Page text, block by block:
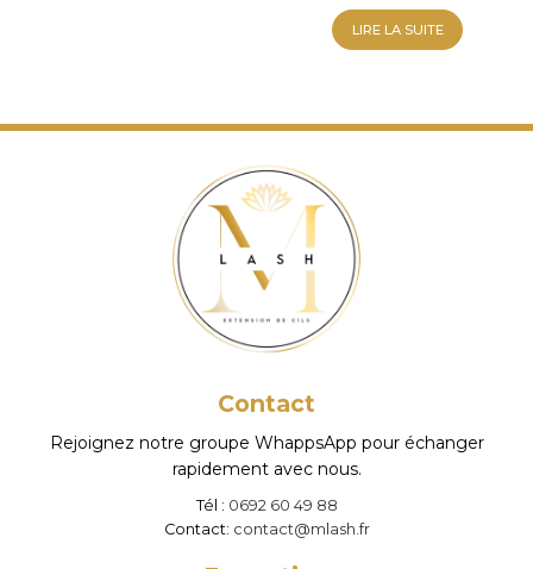
LIRE LA SUITE
Contact
Rejoignez notre groupe WhappsApp pour échanger
rapidement avec nous.
Tél : 0692 60 49 88
Contact: contact@mlash.fr